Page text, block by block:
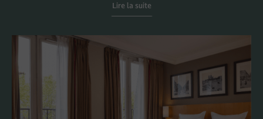
Lire la suite